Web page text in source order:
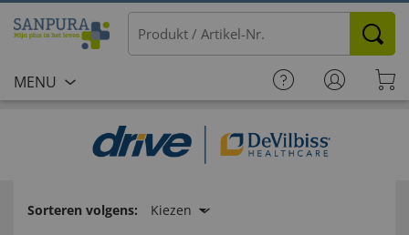
MENU
Sorteren volgens: Kiezen